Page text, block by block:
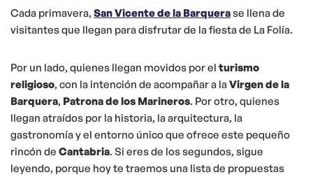
Cada primavera, San Vicente de la Barquerase llena de
visitantes que llegan para disfrutar de la fiesta de La Folía.
Por un lado, quienes llegan movidos por el turismo
religioso, con la intención de acompañar a la Virgen de la
Barquera, Patrona de los Marineros. Por otro, quienes
llegan atraídos por la historia, la arquitectura, la
gastronomía y el entorno único que ofrece este pequeño
rincón de Cantabria. Si eres de los segundos, sigue
leyendo, porque hoy te traemos una lista de propuestas